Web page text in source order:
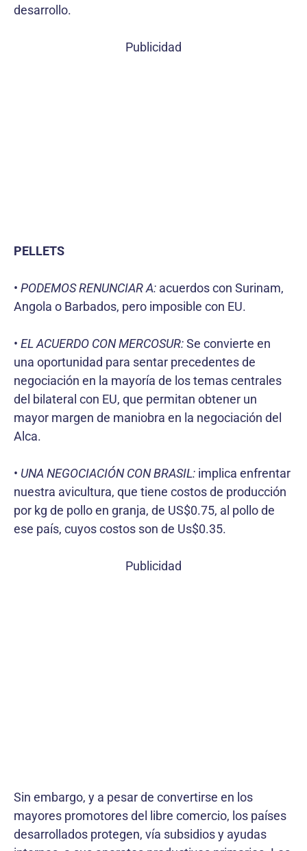
desarrollo.
Publicidad
PELLETS
• PODEMOS RENUNCIAR A: acuerdos con Surinam,
Angola o Barbados, pero imposible con EU.
• EL ACUERDO CON MERCOSUR:Se convierte en
una oportunidad para sentar precedentes de
negociación en la mayoría de los temas centrales
del bilateral con EU, que permitan obtener un
mayor margen de maniobra en la negociación del
Alca.
• UNA NEGOCIACIÓN CON BRASIL: implica enfrentar
nuestra avicultura, que tiene costos de producción
por kg de pollo en granja, de US$0.75, al pollo de
ese país, cuyos costos son de Us$0.35.
Publicidad
Sin embargo, y a pesar de convertirse en los
mayores promotores del libre comercio, los países
desarrollados protegen, vía subsidios y ayudas